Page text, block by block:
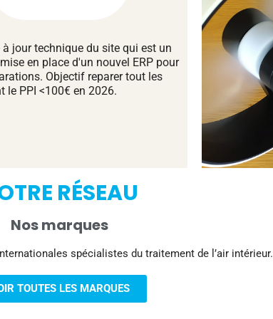
à jour technique du site qui est un
en place d'un nouvel ERP pour
Objectif reparer tout les
le PPI <100€ en 2026.
RÉSEAU
Nos marques
spécialistes du traitement de l’air intérieur.
TOUTES LES MARQUES